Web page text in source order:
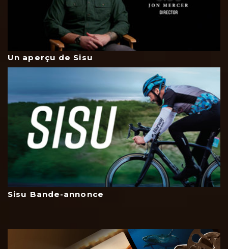
Un aperçu de Sisu
Sisu Bande-annonce